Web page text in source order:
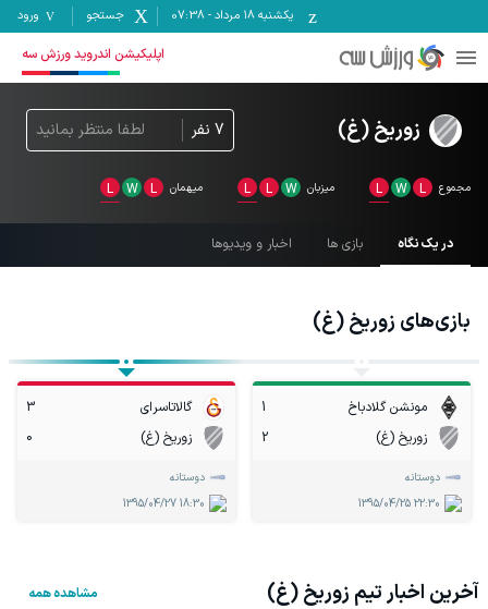
یکشنبه ۱۸ مرداد -
07:38 جستجو ورود
اپلیکیشن اندروید ورزش سه
زوریخ (غ) 7 نفر لطفا منتظر بمانید
در یک نگاه بازی ها اخبار و ویدیوها
مجموع L
W
L میزبان W
L
L میهمان L
W
L
بازی‌های زوریخ (غ)
مونشن گلادباخ
1
زوریخ (غ)
2
دوستانه
1395/04/25 22:30
گالاتاسرای
3
زوریخ (غ)
0
دوستانه
1395/04/27 18:30
آخرین اخبار تیم زوریخ (غ) مشاهده همه